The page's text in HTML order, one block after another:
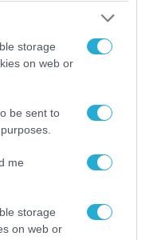
storage
on web or
be sent to
me
storage
on web or
515: «Θα
πραγματοποιούν